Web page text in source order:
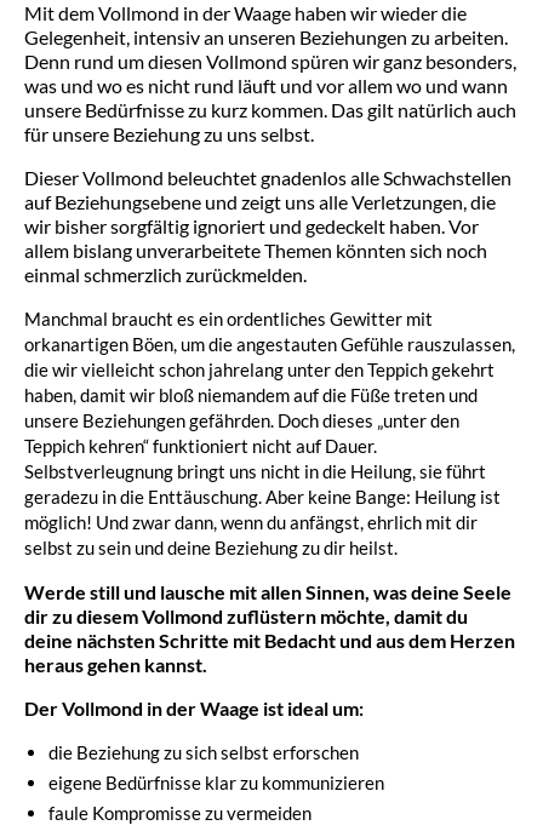
Mit dem Vollmond in der Waage haben wir wieder die
Gelegenheit, intensiv an unseren Beziehungen zu arbeiten.
Denn rund um diesen Vollmond spüren wir ganz besonders,
was und wo es nicht rund läuft und vor allem wo und wann
unsere Bedürfnisse zu kurz kommen. Das gilt natürlich auch
für unsere Beziehung zu uns selbst.
Dieser Vollmond beleuchtet gnadenlos alle Schwachstellen
auf Beziehungsebene und zeigt uns alle Verletzungen, die
wir bisher sorgfältig ignoriert und gedeckelt haben. Vor
allem bislang unverarbeitete Themen könnten sich noch
einmal schmerzlich zurückmelden.
Manchmal braucht es ein ordentliches Gewitter mit
orkanartigen Böen, um die angestauten Gefühle rauszulassen,
die wir vielleicht schon jahrelang unter den Teppich gekehrt
haben, damit wir bloß niemandem auf die Füße treten und
unsere Beziehungen gefährden. Doch dieses „unter den
Teppich kehren“ funktioniert nicht auf Dauer.
Selbstverleugnung bringt uns nicht in die Heilung, sie führt
geradezu in die Enttäuschung. Aber keine Bange: Heilung ist
möglich! Und zwar dann, wenn du anfängst, ehrlich mit dir
selbst zu sein und deine Beziehung zu dir heilst.
Werde still und lausche mit allen Sinnen, was deine Seele
dir zu diesem Vollmond zuflüstern möchte, damit du
deine nächsten Schritte mit Bedacht und aus dem Herzen
heraus gehen kannst.
Der Vollmond in der Waage ist ideal um:
die Beziehung zu sich selbst erforschen
eigene Bedürfnisse klar zu kommunizieren
faule Kompromisse zu vermeiden